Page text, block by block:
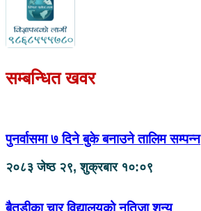
सम्बन्धित खवर
पुनर्वासमा ७ दिने बुके बनाउने तालिम सम्पन्न
२०८३ जेष्ठ २९, शुक्रबार १०:०९
बैतडीका चार विद्यालयको नतिजा शून्य